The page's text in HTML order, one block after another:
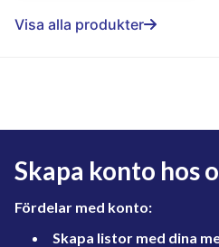
Visa alla produkter
Skapa konto hos
Fördelar med konto:
Skapa listor med dina